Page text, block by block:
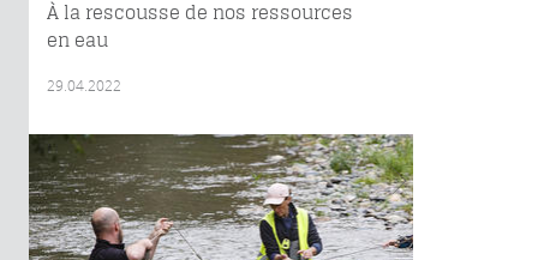
À la rescousse de nos ressources
en eau
29.04.2022